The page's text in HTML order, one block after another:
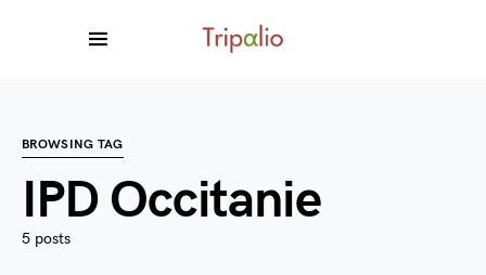
BROWSING TAG
IPD Occitanie
5 posts